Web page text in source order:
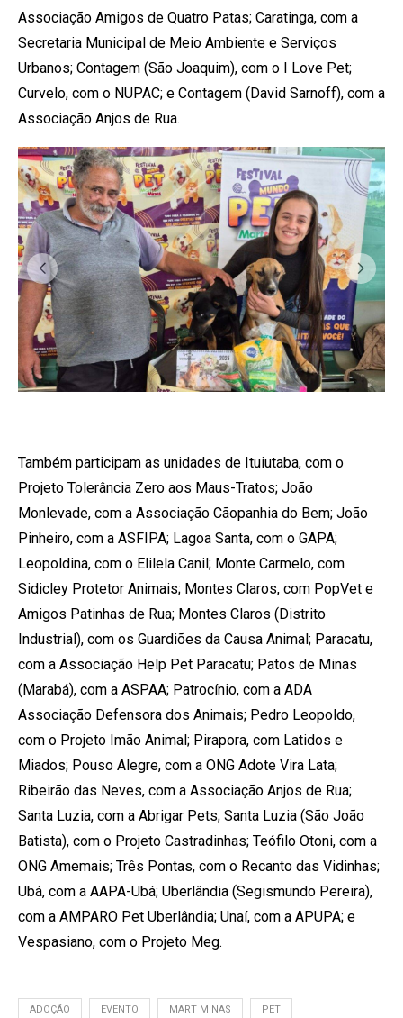
Associação Amigos de Quatro Patas; Caratinga, com a
Secretaria Municipal de Meio Ambiente e Serviços
Urbanos; Contagem (São Joaquim), com o I Love Pet;
Curvelo, com o NUPAC; e Contagem (David Sarnoff), com a
Associação Anjos de Rua.
Também participam as unidades de Ituiutaba, com o
Projeto Tolerância Zero aos Maus-Tratos; João
Monlevade, com a Associação Cãopanhia do Bem; João
Pinheiro, com a ASFIPA; Lagoa Santa, com o GAPA;
Leopoldina, com o Elilela Canil; Monte Carmelo, com
Sidicley Protetor Animais; Montes Claros, com PopVet e
Amigos Patinhas de Rua; Montes Claros (Distrito
Industrial), com os Guardiões da Causa Animal; Paracatu,
com a Associação Help Pet Paracatu; Patos de Minas
(Marabá), com a ASPAA; Patrocínio, com a ADA
Associação Defensora dos Animais; Pedro Leopoldo,
com o Projeto Imão Animal; Pirapora, com Latidos e
Miados; Pouso Alegre, com a ONG Adote Vira Lata;
Ribeirão das Neves, com a Associação Anjos de Rua;
Santa Luzia, com a Abrigar Pets; Santa Luzia (São João
Batista), com o Projeto Castradinhas; Teófilo Otoni, com a
ONG Amemais; Três Pontas, com o Recanto das Vidinhas;
Ubá, com a AAPA-Ubá; Uberlândia (Segismundo Pereira),
com a AMPARO Pet Uberlândia; Unaí, com a APUPA; e
Vespasiano, com o Projeto Meg.
ADOÇÃO EVENTO MART MINAS PET